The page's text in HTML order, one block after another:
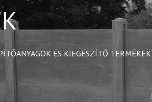
ÉS KIEGÉSZÍTŐ TERMÉKEK